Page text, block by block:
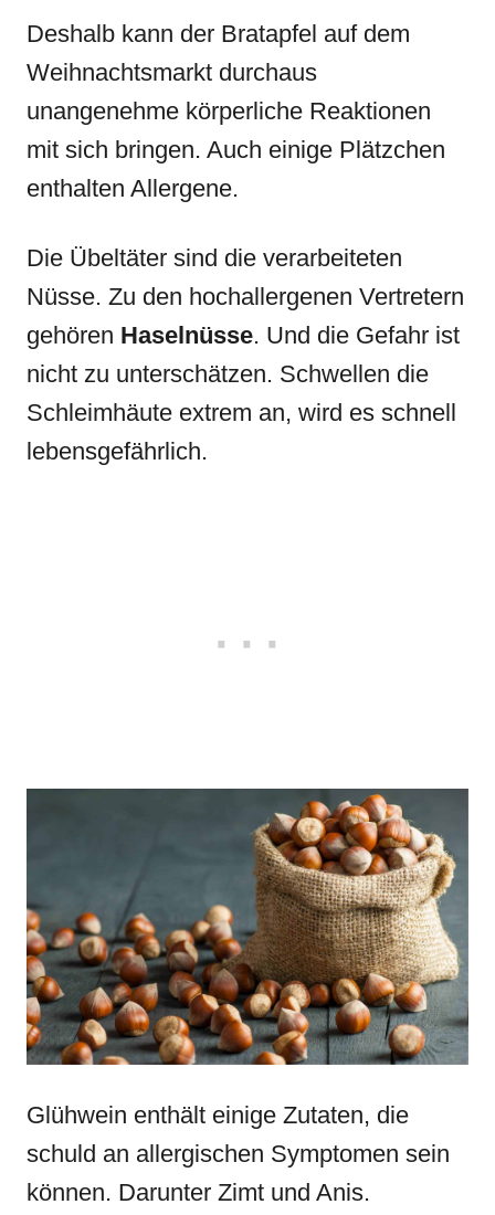
Deshalb kann der Bratapfel auf dem
Weihnachtsmarkt durchaus
unangenehme körperliche Reaktionen
mit sich bringen. Auch einige Plätzchen
enthalten Allergene.
Die Übeltäter sind die verarbeiteten
Nüsse. Zu den hochallergenen Vertretern
gehören Haselnüsse. Und die Gefahr ist
nicht zu unterschätzen. Schwellen die
Schleimhäute extrem an, wird es schnell
lebensgefährlich.
Glühwein enthält einige Zutaten, die
schuld an allergischen Symptomen sein
können. Darunter Zimt und Anis.